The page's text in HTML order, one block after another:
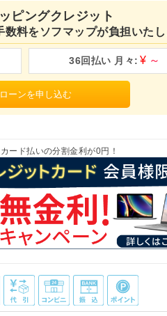
ピングクレジット
料をソフマップが負担いたし
ード払いの分割金利が0円！